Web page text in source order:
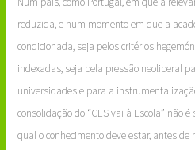
reduzida, e num momento em que a
condicionada, seja pelos critérios
indexadas, seja pela pressão neoliberal
universidades e para a
consolidação do “CES vai à Escola” não
qual o conhecimento deve estar, antes de